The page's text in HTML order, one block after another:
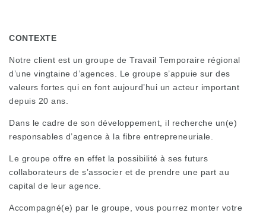
CONTEXTE
Notre client est un groupe de Travail Temporaire régional
d’une vingtaine d’agences. Le groupe s’appuie sur des
valeurs fortes qui en font aujourd’hui un acteur important
depuis 20 ans.
Dans le cadre de son développement, il recherche un(e)
responsables d’agence à la fibre entrepreneuriale.
Le groupe offre en effet la possibilité à ses futurs
collaborateurs de s’associer et de prendre une part au
capital de leur agence.
Accompagné(e) par le groupe, vous pourrez monter votre